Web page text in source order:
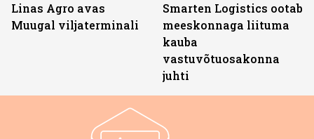
Linas Agro avas
Muugal viljaterminali
Smarten Logistics ootab
meeskonnaga liituma
kauba
vastuvõtuosakonna
juhti